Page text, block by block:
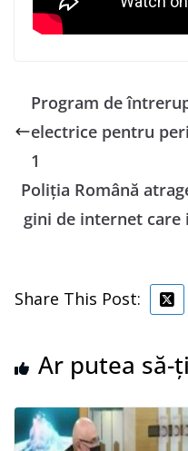
Program de
electrice pentru
1
Poliţia Română
gini de internet
Share This Post:
Ar putea să-